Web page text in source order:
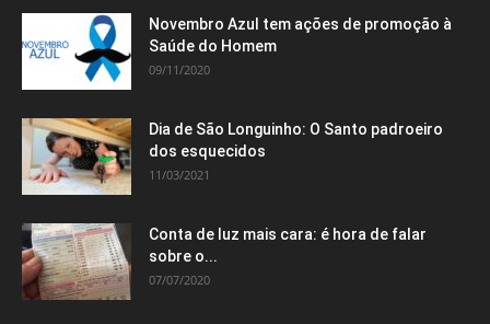
Novembro Azul tem ações de promoção à
Saúde do Homem
09/11/2020
Dia de São Longuinho: O Santo padroeiro
dos esquecidos
11/03/2021
Conta de luz mais cara: é hora de falar
sobre o...
07/07/2020